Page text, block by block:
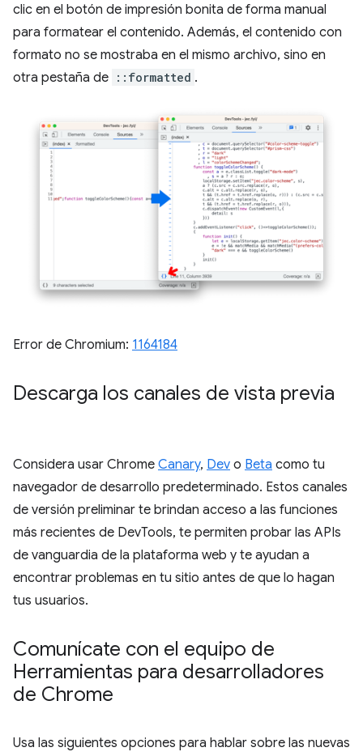
clic en el botón de impresión bonita de forma manual
para formatear el contenido. Además, el contenido con
formato no se mostraba en el mismo archivo, sino en
otra pestaña de ::formatted .
Error de Chromium: 1164184
Descarga los canales de vista previa
Considera usar Chrome Canary, Dev o Beta como tu
navegador de desarrollo predeterminado. Estos canales
de versión preliminar te brindan acceso a las funciones
más recientes de DevTools, te permiten probar las APIs
de vanguardia de la plataforma web y te ayudan a
encontrar problemas en tu sitio antes de que lo hagan
tus usuarios.
Comunícate con el equipo de
Herramientas para desarrolladores
de Chrome
Usa las siguientes opciones para hablar sobre las nuevas